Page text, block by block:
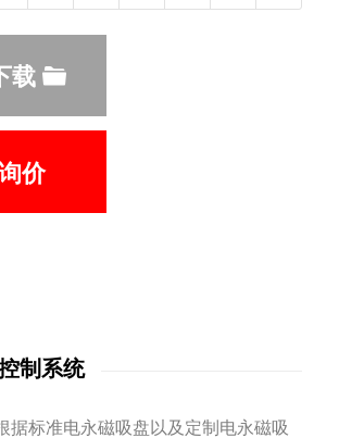
载
价
制系统
据标准电永磁吸盘以及定制电永磁吸